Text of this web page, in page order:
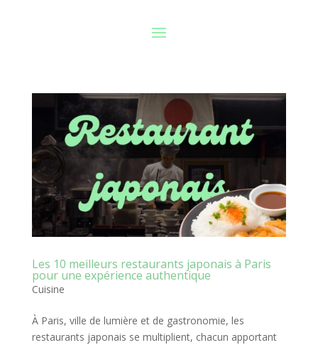
Les 10 meilleurs restaurants japonais à Paris
pour une expérience authentique
Cuisine
À Paris, ville de lumière et de gastronomie, les
restaurants japonais se multiplient, chacun apportant